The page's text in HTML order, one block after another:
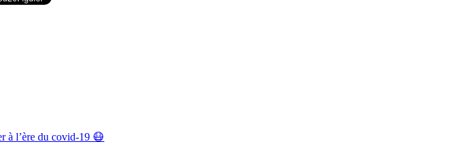
à l’ère du covid-19 😷